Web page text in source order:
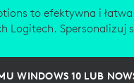
to efektywna i
Logitech. Spersonalizuj
WINDOWS 10 LUB